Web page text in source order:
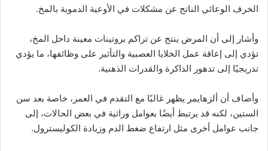
الخرف الوعائي الناتج عن مشكلات في الأوعية الدموية بالمخ.
وأشار إلى أن المرض ينتج عن تراكم بروتينات معينة داخل المخ،
تؤدي إلى إعاقة عمل الخلايا العصبية والتأثير على وظائفها، ما يؤدي
تدريجيًا إلى تدهور الذاكرة والقدرات الذهنية.
وأضاف أن ألزهايمر يظهر غالبًا مع التقدم في العمر، خاصة بعد سن
الستين، لكنه قد يرتبط أيضًا بعوامل وراثية في بعض الحالات، إلى
جانب عوامل أخرى مثل ارتفاع ضغط الدم وزيادة الكوليسترول.